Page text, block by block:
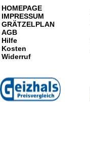
HOMEPAGE
IMPRESSUM
GRÄTZELPLAN
AGB
Hilfe
Kosten
Widerruf